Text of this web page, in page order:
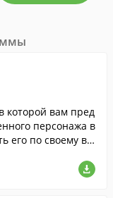
которой вам пред
персонажа в
его по своему вк
персонажами.